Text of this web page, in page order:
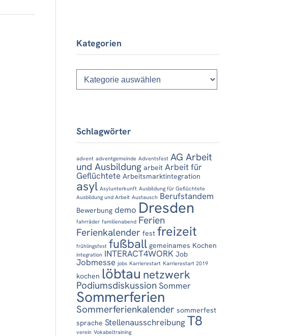
Kategorien
Kategorien
Schlagwörter
advent adventgemeinde Adventsfest AG Arbeit
und Ausbildung arbeit Arbeit für
Geflüchtete Arbeitsmarktintegration
asyl Asylunterkunft Ausbildung für Geflüchtete
Ausbildung und Arbeit Austausch Berufstandem
Bewerbung demo Dresden
fahrräder familienabend Ferien
Ferienkalender fest freizeit
frühlingsfest fußball gemeinames Kochen
integration INTERACT4WORK Job
Jobmesse jobs Karrierestart Karrierestart 2019
kochen löbtau netzwerk
PodiumsdiskussionSommer
Sommerferien
Sommerferienkalender sommerfest
sprache Stellenausschreibung T8
verein Vokabeltraining